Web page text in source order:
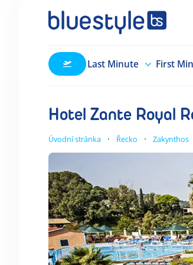
Last Minute First
Hotel Zante Royal
Úvodní stránka Řecko Zakynthos